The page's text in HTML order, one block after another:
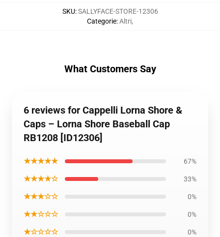
SKU:SALLYFACE-STORE-12306
Categorie:Altri,
What Customers Say
6 reviews for Cappelli Lorna Shore &
Caps – Lorna Shore Baseball Cap
RB1208 [ID12306]
★★★★★ 67%
★★★★☆ 33%
★★★☆☆ 0%
★★☆☆☆ 0%
★☆☆☆☆ 0%